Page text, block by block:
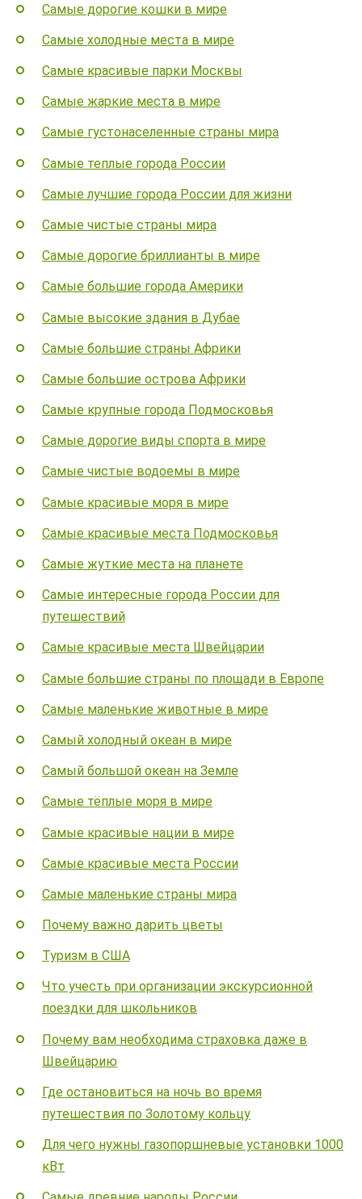
Самые дорогие кошки в мире
Самые холодные места в мире
Самые красивые парки Москвы
Самые жаркие места в мире
Самые густонаселенные страны мира
Самые теплые города России
Самые лучшие города России для жизни
Самые чистые страны мира
Самые дорогие бриллианты в мире
Самые большие города Америки
Самые высокие здания в Дубае
Самые большие страны Африки
Самые большие острова Африки
Самые крупные города Подмосковья
Самые дорогие виды спорта в мире
Самые чистые водоемы в мире
Самые красивые моря в мире
Самые красивые места Подмосковья
Самые жуткие места на планете
Самые интересные города России для
путешествий
Самые красивые места Швейцарии
Самые большие страны по площади в Европе
Самые маленькие животные в мире
Самый холодный океан в мире
Самый большой океан на Земле
Самые тёплые моря в мире
Самые красивые нации в мире
Самые красивые места России
Самые маленькие страны мира
Почему важно дарить цветы
Туризм в США
Что учесть при организации экскурсионной
поездки для школьников
Почему вам необходима страховка даже в
Швейцарию
Где остановиться на ночь во время
путешествия по Золотому кольцу
Для чего нужны газопоршневые установки 1000
кВт